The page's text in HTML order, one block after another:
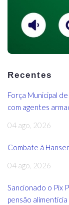
Recentes
Força Municipal
com agentes
04 ago, 2026
Combate à
04 ago, 2026
Sancionado o Pix
pensão alimentícia